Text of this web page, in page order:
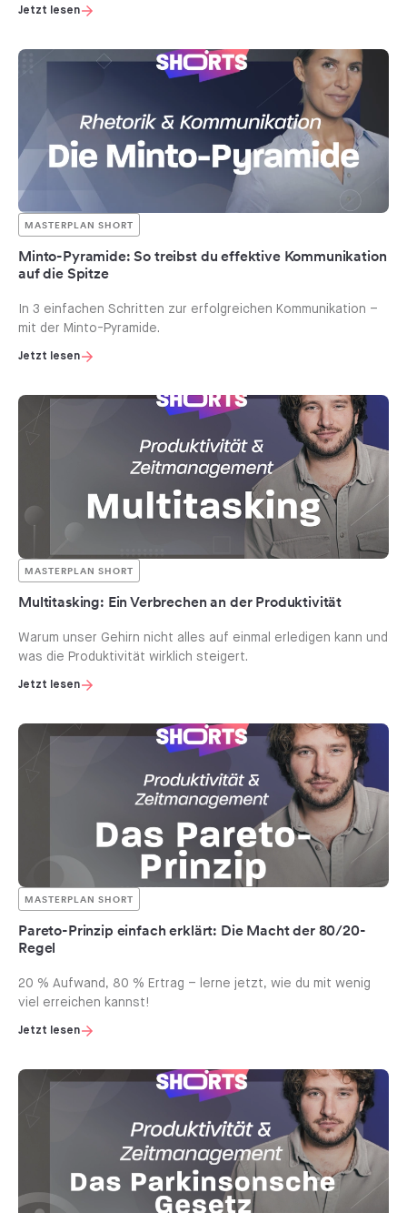
Jetzt lesen
MASTERPLAN SHORT
Minto-Pyramide: So treibst du effektive Kommunikation
auf die Spitze
In 3 einfachen Schritten zur erfolgreichen Kommunikation –
mit der Minto-Pyramide.
Jetzt lesen
MASTERPLAN SHORT
Multitasking: Ein Verbrechen an der Produktivität
Warum unser Gehirn nicht alles auf einmal erledigen kann und
was die Produktivität wirklich steigert.
Jetzt lesen
MASTERPLAN SHORT
Pareto-Prinzip einfach erklärt: Die Macht der 80/20-
Regel
20 % Aufwand, 80 % Ertrag – lerne jetzt, wie du mit wenig
viel erreichen kannst!
Jetzt lesen